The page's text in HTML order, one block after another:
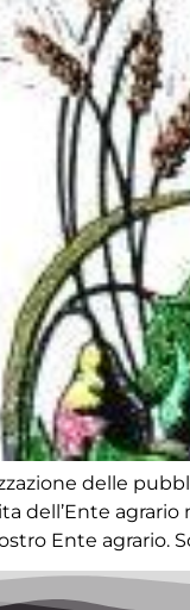
delle
dell’Ente
Ente agrario.